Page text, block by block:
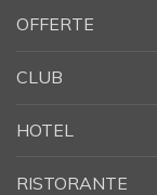
OFFERTE
CLUB
HOTEL
RISTORANTE